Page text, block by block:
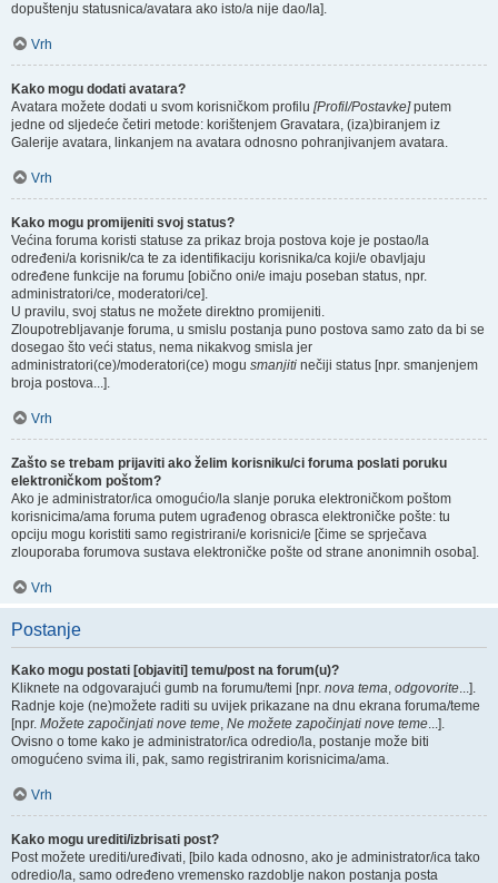
dopuštenju statusnica/avatara ako isto/a nije dao/la].
Vrh
Kako mogu dodati avatara?
Avatara možete dodati u svom korisničkom profilu [Profil/Postavke]putem
jedne od sljedeće četiri metode: korištenjem Gravatara, (iza)biranjem iz
Galerije avatara, linkanjem na avatara odnosno pohranjivanjem avatara.
Vrh
Kako mogu promijeniti svoj status?
Većina foruma koristi statuse za prikaz broja postova koje je postao/la
određeni/a korisnik/ca te za identifikaciju korisnika/ca koji/e obavljaju
određene funkcije na forumu [obično oni/e imaju poseban status, npr.
administratori/ce, moderatori/ce].
U pravilu, svoj status ne možete direktno promijeniti.
Zloupotrebljavanje foruma, u smislu postanja puno postova samo zato da bi se
dosegao što veći status, nema nikakvog smisla jer
administratori(ce)/moderatori(ce) mogu smanjiti nečiji status [npr. smanjenjem
broja postova...].
Vrh
Zašto se trebam prijaviti ako želim korisniku/ci foruma poslati poruku
elektroničkom poštom?
Ako je administrator/ica omogućio/la slanje poruka elektroničkom poštom
korisnicima/ama foruma putem ugrađenog obrasca elektroničke pošte: tu
opciju mogu koristiti samo registrirani/e korisnici/e [čime se sprječava
zlouporaba forumova sustava elektroničke pošte od strane anonimnih osoba].
Vrh
Postanje
Kako mogu postati [objaviti] temu/post na forum(u)?
Kliknete na odgovarajući gumb na forumu/temi [npr. nova tema, odgovorite...].
Radnje koje (ne)možete raditi su uvijek prikazane na dnu ekrana foruma/teme
[npr. Možete započinjati nove teme, Ne možete započinjati nove teme...].
Ovisno o tome kako je administrator/ica odredio/la, postanje može biti
omogućeno svima ili, pak, samo registriranim korisnicima/ama.
Vrh
Kako mogu urediti/izbrisati post?
Post možete urediti/uređivati, [bilo kada odnosno, ako je administrator/ica tako
odredio/la, samo određeno vremensko razdoblje nakon postanja posta